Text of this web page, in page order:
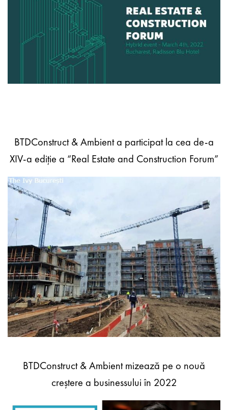
BTDConstruct & Ambient a participat la cea de-a
XIV-a ediție a “Real Estate and Construction Forum”
BTDConstruct & Ambient mizează pe o nouă
creștere a businessului în 2022